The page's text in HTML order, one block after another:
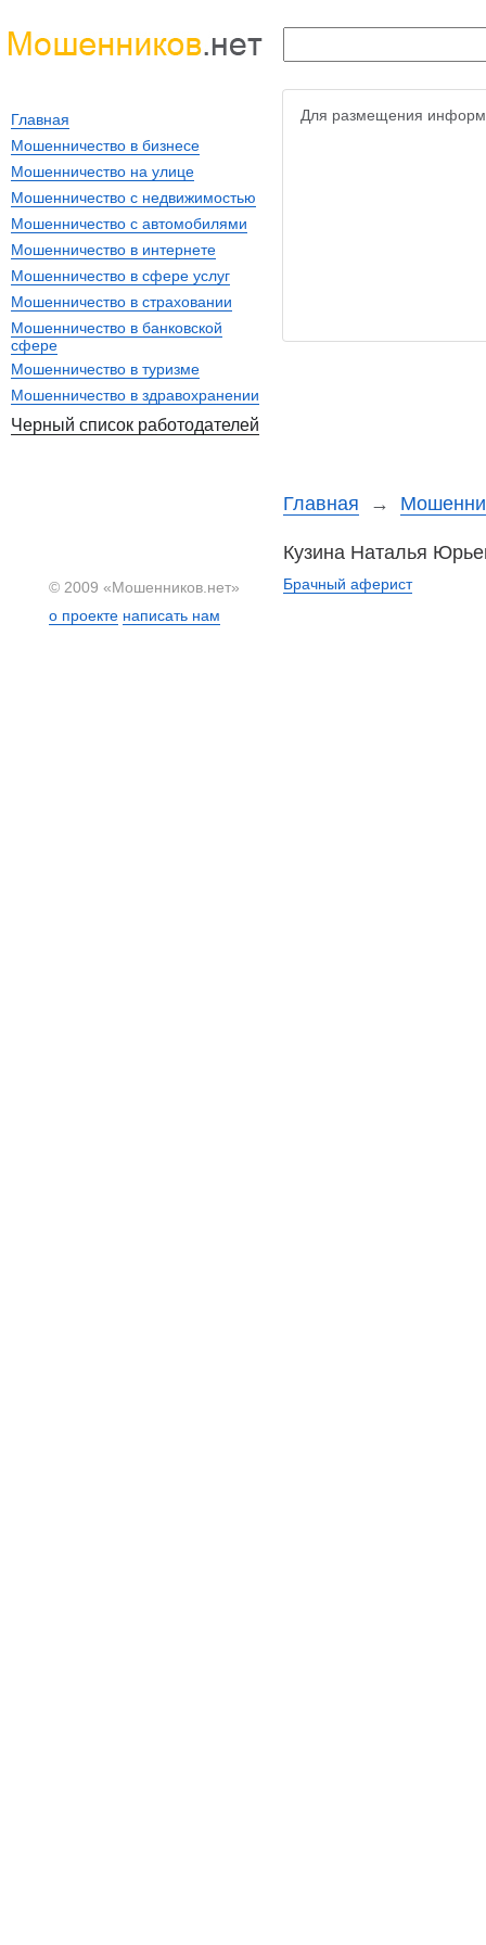
Для размещения
Главная →
Кузина Наталья
Брачный аферист
Главная
Мошенничество в бизнесе
Мошенничество на улице
Мошенничество с недвижимостью
Мошенничество с автомобилями
Мошенничество в интернете
Мошенничество в сфере услуг
Мошенничество в страховании
Мошенничество в банковской
сфере
Мошенничество в туризме
Мошенничество в здравохранении
Черный список работодателей
© 2009 «Мошенников.нет»
о проекте написать нам